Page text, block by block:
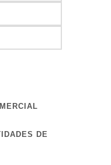
DE